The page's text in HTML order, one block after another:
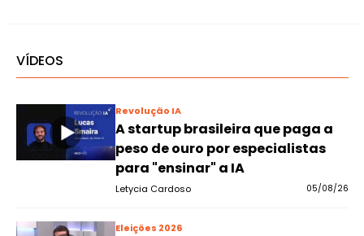
VÍDEOS
Revolução IA
A startup brasileira que paga a
peso de ouro por especialistas
para "ensinar" a IA
Letycia Cardoso 05/08/26
Eleições 2026